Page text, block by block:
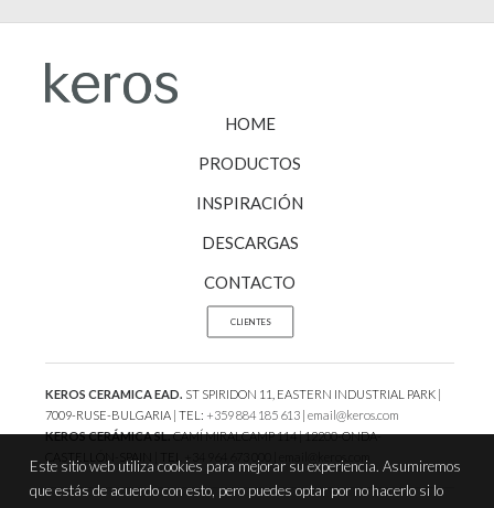
HOME
PRODUCTOS
INSPIRACIÓN
DESCARGAS
CONTACTO
CLIENTES
KEROS CERAMICA EAD. ST SPIRIDON 11, EASTERN INDUSTRIAL PARK |
7009-RUSE-BULGARIA | TEL: +359 884 185 613 | email@keros.com
KEROS CERÁMICA SL.CAMÍ MIRALCAMP 114 | 12200-ONDA-
Este sitio web utiliza cookies para mejorar su experiencia. Asumiremos
que estás de acuerdo con esto, pero puedes optar por no hacerlo si lo